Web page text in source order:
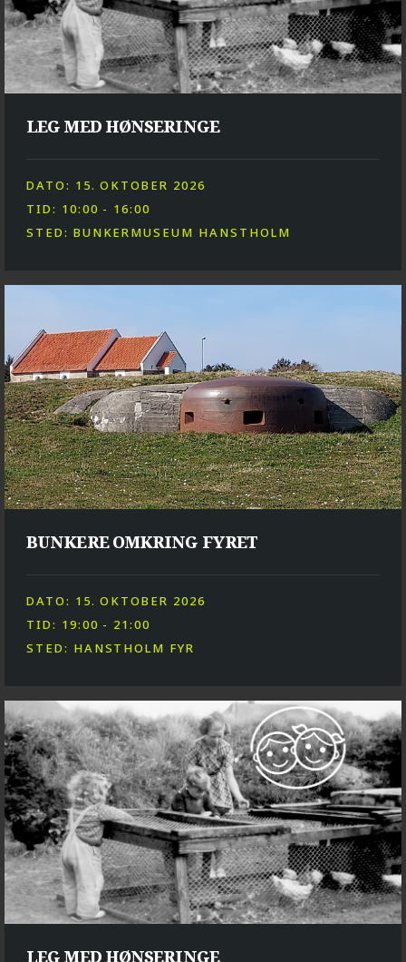
LEG MED HØNSERINGE
DATO: 15. OKTOBER 2026
TID: 10:00 - 16:00
STED: BUNKERMUSEUM HANSTHOLM
BUNKERE OMKRING FYRET
DATO: 15. OKTOBER 2026
TID: 19:00 - 21:00
STED: HANSTHOLM FYR
LEG MED HØNSERINGE